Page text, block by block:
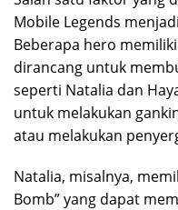
Mobile Legends
Beberapa hero
dirancang untuk
seperti Natalia dan
untuk melakukan
atau melakukan
Natalia, misalnya,
Bomb” yang dapat